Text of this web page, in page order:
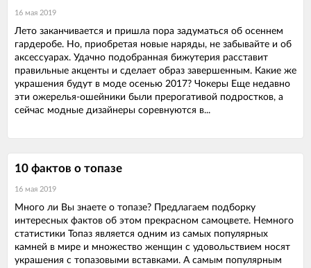
16 мая 2019
Лето заканчивается и пришла пора задуматься об осеннем
гардеробе. Но, приобретая новые наряды, не забывайте и об
аксессуарах. Удачно подобранная бижутерия расставит
правильные акценты и сделает образ завершенным. Какие же
украшения будут в моде осенью 2017? Чокеры Еще недавно
эти ожерелья-ошейники были прерогативой подростков, а
сейчас модные дизайнеры соревнуются в...
10 фактов о топазе
16 мая 2019
Много ли Вы знаете о топазе? Предлагаем подборку
интересных фактов об этом прекрасном самоцвете. Немного
статистики Топаз является одним из самых популярных
камней в мире и множество женщин с удовольствием носят
украшения с топазовыми вставками. А самым популярным